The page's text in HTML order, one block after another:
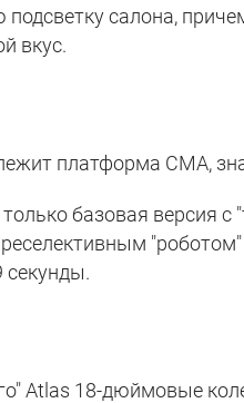
салона,
вкус.
платформа CMA,
базовая версия с
секунды.
Atlas 18-дюймовые